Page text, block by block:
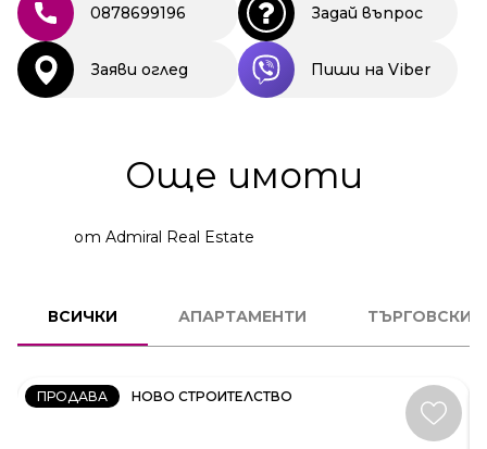
0878699196 Задай въпрос
Заяви оглед Пиши на Viber
Още имоти
от Admiral Real Estate
ВСИЧКИ АПАРТАМЕНТИ ТЪРГОВСКИ
ПРОДАВА НОВО СТРОИТЕЛСТВО
СТАЕН
КОД:
231606